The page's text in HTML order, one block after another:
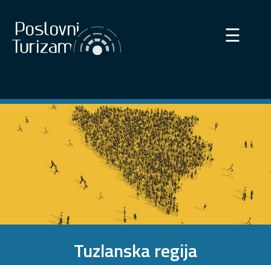
×
☰
Tuzlanska regija